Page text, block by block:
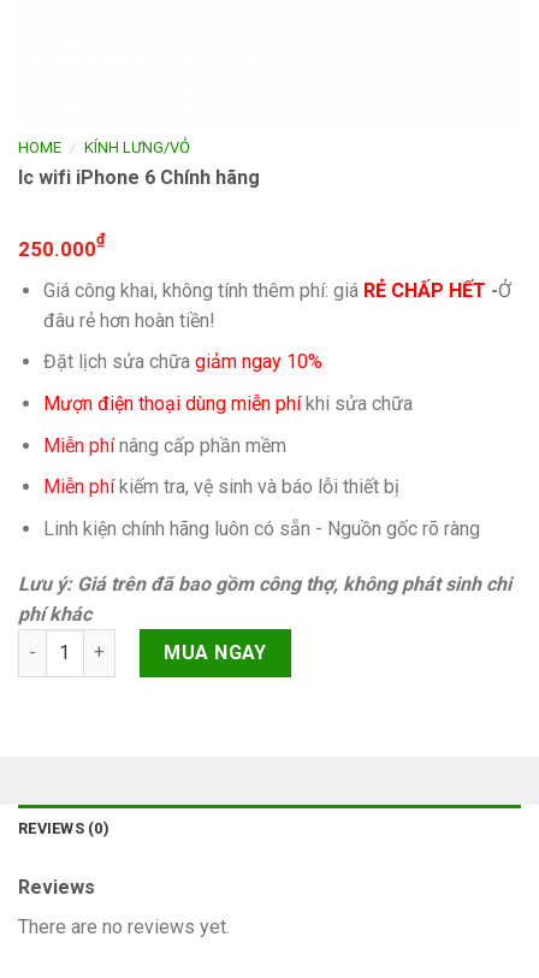
HOME / KÍNH LƯNG/VỎ
Ic wifi iPhone 6 Chính hãng
250.000₫
Giá công khai, không tính thêm phí: giá RẺ CHẤP HẾT -Ở
đâu rẻ hơn hoàn tiền!
Đặt lịch sửa chữa giảm ngay 10%
Mượn điện thoại dùng miễn phíkhi sửa chữa
Miễn phínâng cấp phần mềm
Miễn phíkiếm tra, vệ sinh và báo lỗi thiết bị
Linh kiện chính hãng luôn có sẵn - Nguồn gốc rõ ràng
Lưu ý: Giá trên đã bao gồm công thợ, không phát sinh chi
phí khác
Ic wifi iPhone 6 Chính hãng quantity
MUA NGAY
REVIEWS (0)
Reviews
There are no reviews yet.